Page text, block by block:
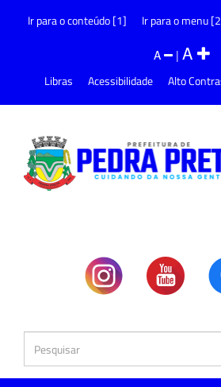
Ir para o conteúdo [1] Ir para o menu
A |A
Libras Acessibilidade Alto